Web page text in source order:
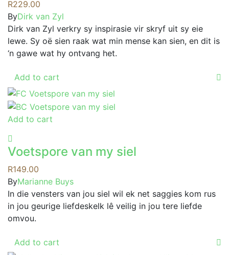
on
the
product
R229.00
ByDirk van Zyl
Dirk van Zyl verkry sy inspirasie vir skryf uit sy eie
lewe. Sy oë sien raak wat min mense kan sien, en dit is
‘n gawe wat hy ontvang het.
Add to cart
Add to cart
Voetspore van my siel
R149.00
ByMarianne Buys
In die vensters van jou siel wil ek net saggies kom rus
in jou geurige liefdeskelk lê veilig in jou tere liefde
omvou.
Add to cart